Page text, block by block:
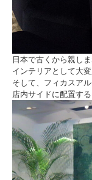
日本で古くから親し
インテリアとして大
そして、フィカスア
店内サイドに配置す